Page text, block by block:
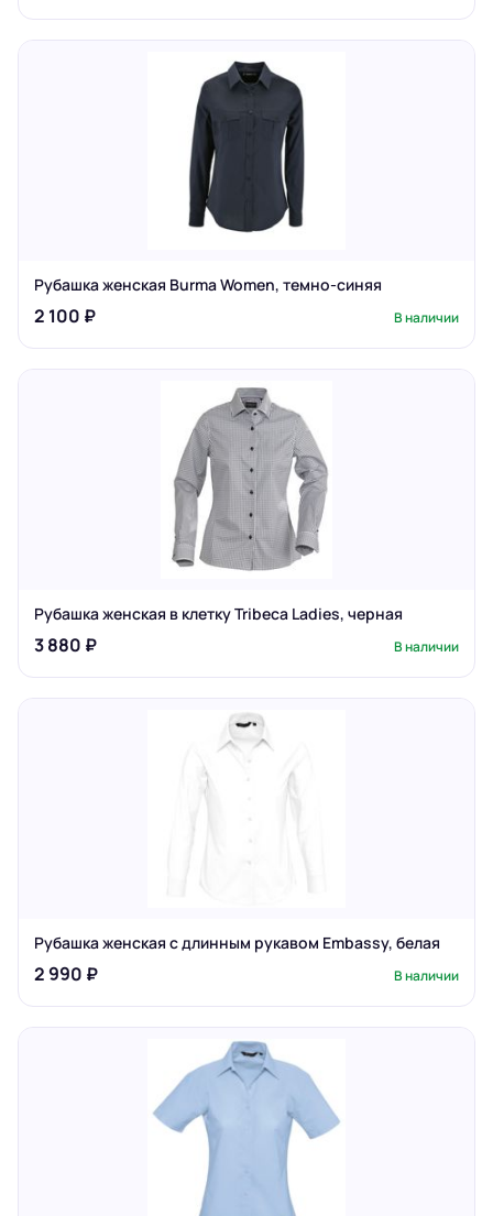
Рубашка женская Burma Women, темно-синяя
2 100 ₽ В наличии
Рубашка женская в клетку Tribeca Ladies, черная
3 880 ₽ В наличии
Рубашка женская с длинным рукавом Embassy, белая
2 990 ₽ В наличии